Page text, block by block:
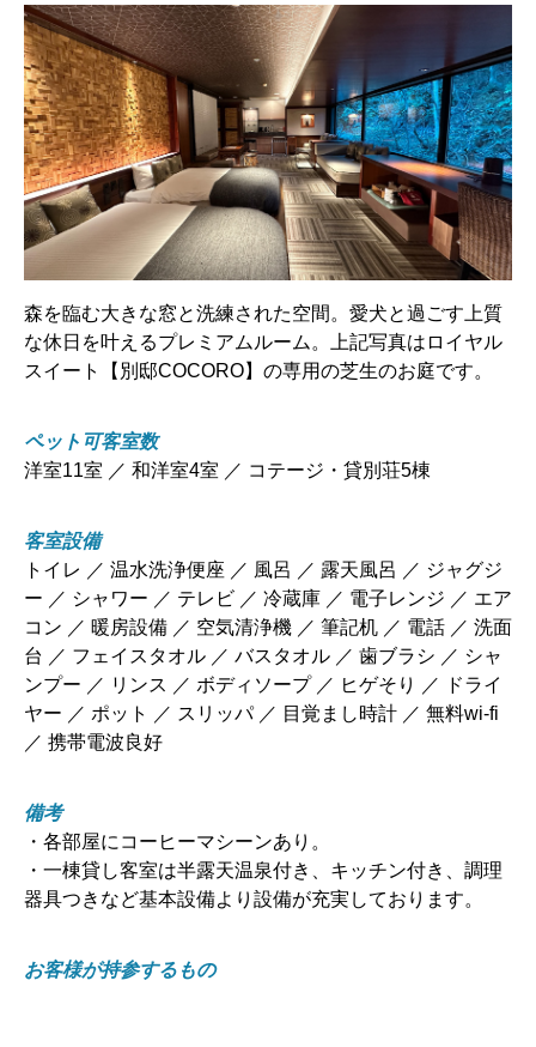
森を臨む大きな窓と洗練された空間。愛犬と過ごす上質
な休日を叶えるプレミアムルーム。上記写真はロイヤル
スイート【別邸COCORO】の専用の芝生のお庭です。
ペット可客室数
洋室11室 ／ 和洋室4室 ／ コテージ・貸別荘5棟
客室設備
トイレ ／ 温水洗浄便座 ／ 風呂 ／ 露天風呂 ／ ジャグジ
ー ／ シャワー ／ テレビ ／ 冷蔵庫 ／ 電子レンジ ／ エア
コン ／ 暖房設備 ／ 空気清浄機 ／ 筆記机 ／ 電話 ／ 洗面
台 ／ フェイスタオル ／ バスタオル ／ 歯ブラシ ／ シャ
ンプー ／ リンス ／ ボディソープ ／ ヒゲそり ／ ドライ
ヤー ／ ポット ／ スリッパ ／ 目覚まし時計 ／ 無料wi-fi
／ 携帯電波良好
備考
・各部屋にコーヒーマシーンあり。
・一棟貸し客室は半露天温泉付き、キッチン付き、調理
器具つきなど基本設備より設備が充実しております。
お客様が持参するもの